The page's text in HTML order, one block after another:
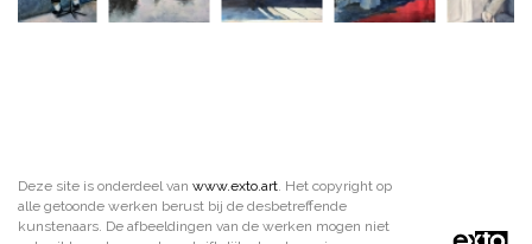
Deze site is onderdeel van www.exto.art. Het copyright op
alle getoonde werken berust bij de desbetreffende
kunstenaars. De afbeeldingen van de werken mogen niet